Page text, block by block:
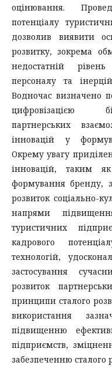
оцінювання.
потенціалу
дозволив виявити
розвитку, зокрема
недостатній
персоналу та
Водночас визначено
цифровізацією
партнерських
інновацій у
Окрему увагу
інновацій, таким
формування бренду,
розвиток соціально-
напрями
туристичних
кадрового
технологій,
застосування
розвиток
принципи сталого
використання
підвищенню
підприємств,
забезпеченню сталого